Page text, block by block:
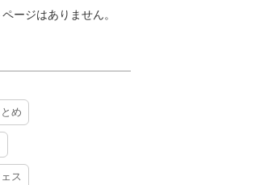
ージはありません。
め
ス